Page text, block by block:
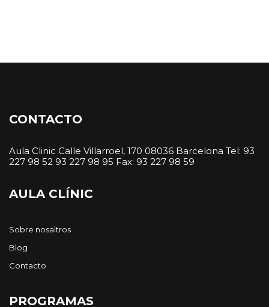
CONTACTO
Aula Clinic Calle Villarroel, 170 08036 Barcelona Tel: 93
227 98 52 93 227 98 95 Fax: 93 227 98 59
AULA CLÍNIC
Sobre nosaltros
Blog
Contacto
PROGRAMAS